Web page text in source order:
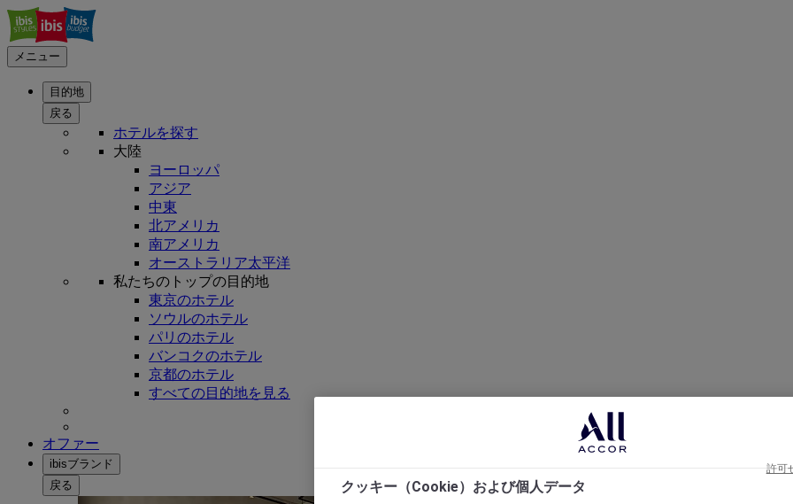
メニュー
目的地
戻る
ホテルを探す
大陸
ヨーロッパ
アジア
中東
北アメリカ
南アメリカ
オーストラリア太平洋
私たちのトップの目的地
東京のホテル
ソウルのホテル
パリのホテル
バンコクのホテル
京都のホテル
すべての目的地を見る
オファー
ibisブランド
戻る
クッキー（Cookie）および個人データ
許可